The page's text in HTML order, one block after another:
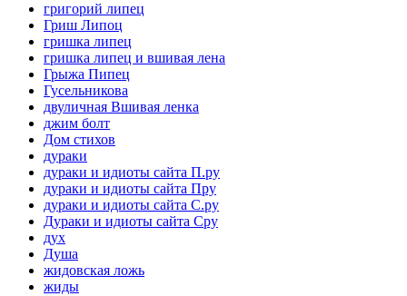
григорий липец
Гриш Липоц
гришка липец
гришка липец и вшивая лена
Грыжа Пипец
Гусельникова
двуличная Вшивая ленка
джим болт
Дом стихов
дураки
дураки и идиоты сайта П.ру
дураки и идиоты сайта Пру
дураки и идиоты сайта С.ру
Дураки и идиоты сайта Сру
дух
Душа
жидовская ложь
жиды